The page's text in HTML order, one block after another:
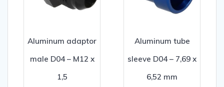
Aluminum adaptor
male D04 – M12 x
1,5
Aluminum tube
sleeve D04 – 7,69 x
6,52 mm